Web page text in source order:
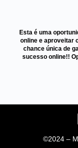
Esta é uma
online e aproveitar
chance única de
sucesso online!!
©2024 –